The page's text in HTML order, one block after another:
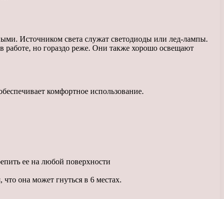
Источником света служат светодиоды или лед-лампы.
но гораздо реже. Они также хорошо освещают
комфортное использование.
ее на любой поверхности
она может гнуться в 6 местах.